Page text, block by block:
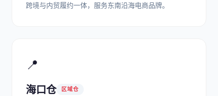
跨境与内贸履约一体，服务东南沿海电商品牌。
📍
海口仓 区域仓